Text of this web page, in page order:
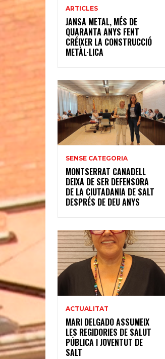
ARTICLES
JANSA METAL, MÉS DE
QUARANTA ANYS FENT
CRÉIXER LA CONSTRUCCIÓ
METÀL·LICA
SENSE CATEGORIA
MONTSERRAT CANADELL
DEIXA DE SER DEFENSORA
DE LA CIUTADANIA DE SALT
DESPRÉS DE DEU ANYS
ACTUALITAT
MARI DELGADO ASSUMEIX
LES REGIDORIES DE SALUT
PÚBLICA I JOVENTUT DE
SALT